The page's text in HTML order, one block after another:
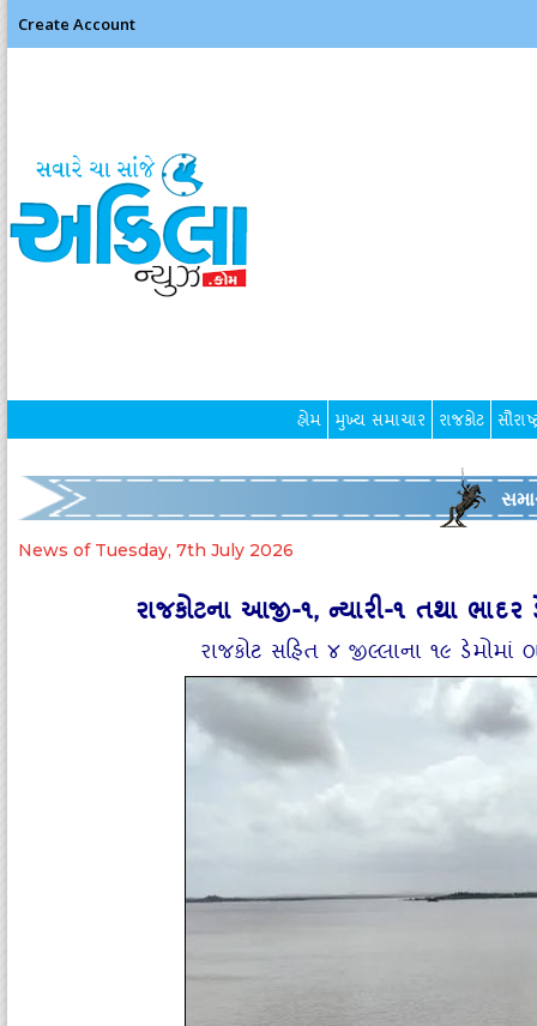
Create Account
હોમ મુખ્ય સમાચાર રાજકોટ
News of Tuesday, 7th July 2026
રાજકોટના આજી-૧, ન્‍યારી-૧ તથા
રાજકોટ સહિત ૪ જીલ્લાના ૧૯